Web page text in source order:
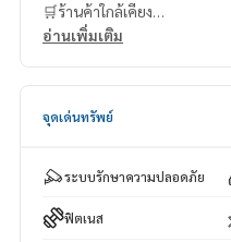
🛒ร้านค้าใกล้เคียง
เทสโก้ โลตัส เอ๊กเพรส ห่างจา
ท็อปส์ซุปเปอร์มาร์เก็ต (ลาดห
อ่านเพิ่มเติม
จุดเด่นทรัพย์
ระบบรักษาความปลอดภัย
ฟิตเนส